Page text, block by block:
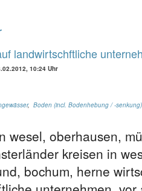
landwirtschftliche
10:24 Uhr
, Boden (incl. Bodenhebung / -senkung)
wesel, oberhausen,
kreisen in
bochum, herne